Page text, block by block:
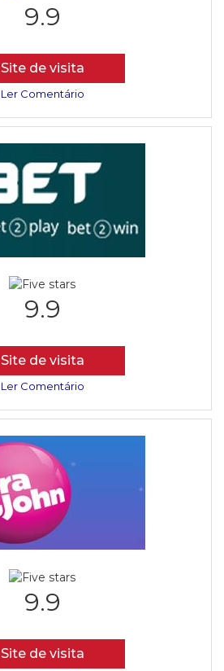
9.9
Site de visita
Ler Comentário
9.9
Site de visita
Ler Comentário
9.9
Site de visita